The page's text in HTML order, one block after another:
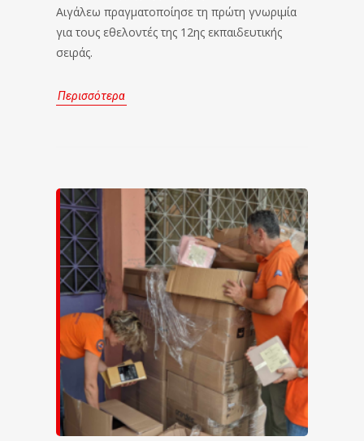
Αιγάλεω πραγματοποίησε τη πρώτη γνωριμία
για τους εθελοντές της 12ης εκπαιδευτικής
σειράς.
Περισσότερα